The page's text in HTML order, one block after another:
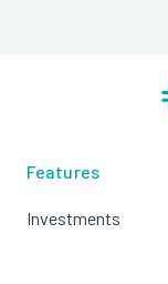
Features
Investments